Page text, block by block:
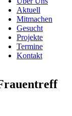
Aktuell
Mitmachen
Gesucht
Projekte
Termine
Kontakt